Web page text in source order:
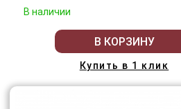
В наличии
В КОРЗИНУ
Купить в 1 клик